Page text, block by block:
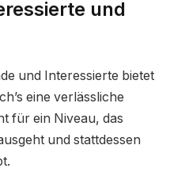
und
und Interessierte bietet
eine verlässliche
für ein Niveau, das
und stattdessen